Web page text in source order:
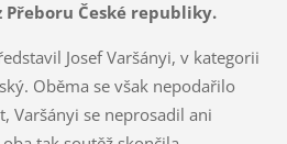
České republiky.
Josef Varšányi, v kategorii
Oběma se však nepodařilo
Varšányi se neprosadil ani